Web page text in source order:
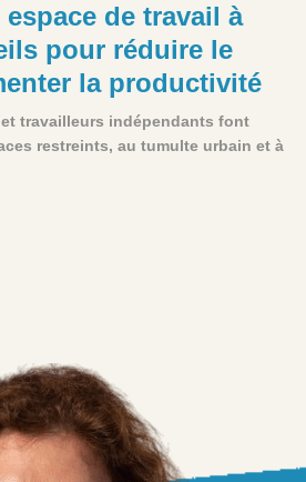
de travail à
pour réduire le
la productivité
travailleurs indépendants font
restreints, au tumulte urbain et à